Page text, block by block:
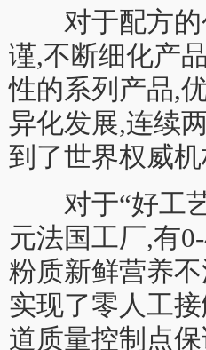
对于配方的
谨,不断细化产
性的系列产品,
异化发展,连续
到了世界权威
对于“好工艺
元法国工厂,有
粉质新鲜营养
实现了零人工
道质量控制点